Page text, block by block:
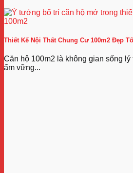
Thiết Kế Nội Thất Chung Cư 100m2 Đẹp
Căn hộ 100m2 là không gian sống
ấm vững...